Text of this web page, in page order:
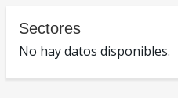
Sectores
No hay datos disponibles.